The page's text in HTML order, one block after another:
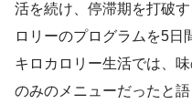
活を続け、停滞期を打破
ロリーのプログラムを5日
キロカロリー生活では、
のみのメニューだったと